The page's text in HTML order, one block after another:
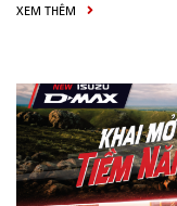
XEM THÊM